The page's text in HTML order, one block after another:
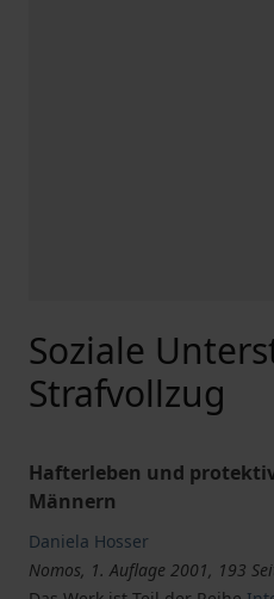
Soziale
Strafvollzug
Hafterleben und
Männern
Daniela Hosser
Nomos, 1. Auflage 2001, 193